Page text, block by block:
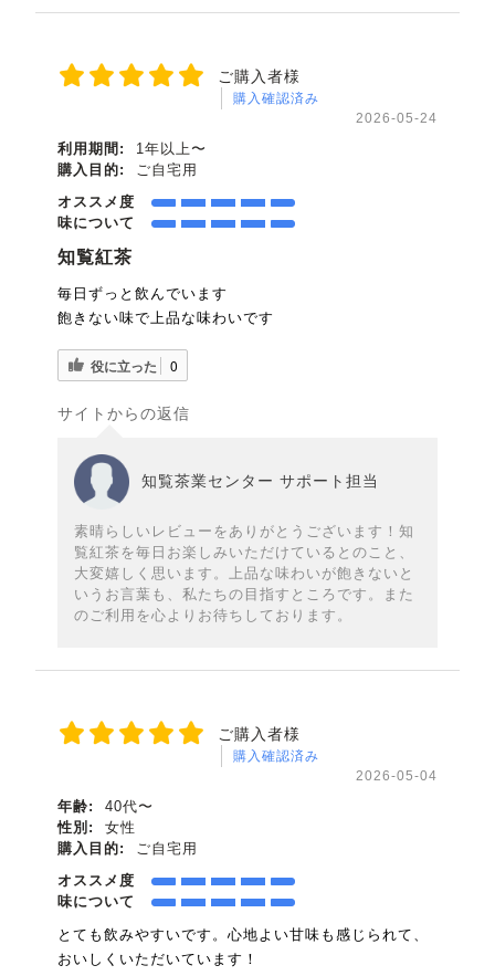
ご購入者様
購入確認済み
2026-05-24
利用期間:
1年以上〜
購入目的:
ご自宅用
オススメ度
味について
知覧紅茶
毎日ずっと飲んでいます
飽きない味で上品な味わいです
役に立った 0
サイトからの返信
知覧茶業センター サポート担当
素晴らしいレビューをありがとうございます！知
覧紅茶を毎日お楽しみいただけているとのこと、
大変嬉しく思います。上品な味わいが飽きないと
いうお言葉も、私たちの目指すところです。また
のご利用を心よりお待ちしております。
ご購入者様
購入確認済み
2026-05-04
年齢:
40代〜
性別:
女性
購入目的:
ご自宅用
オススメ度
味について
とても飲みやすいです。心地よい甘味も感じられて、
おいしくいただいています！